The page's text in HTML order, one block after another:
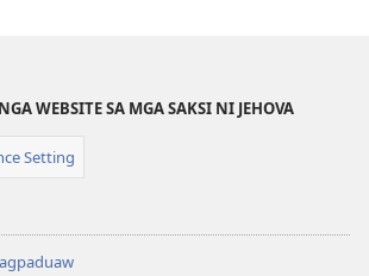
WEBSITE SA MGA SAKSI NI JEHOVA
Setting